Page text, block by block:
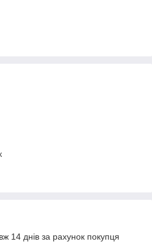
14 днів за рахунок покупця